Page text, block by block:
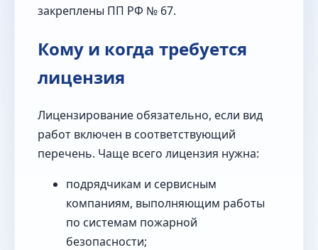
закреплены ПП РФ № 67.
Кому и когда требуется
лицензия
Лицензирование обязательно, если вид
работ включен в соответствующий
перечень. Чаще всего лицензия нужна:
подрядчикам и сервисным
компаниям, выполняющим работы
по системам пожарной
безопасности;